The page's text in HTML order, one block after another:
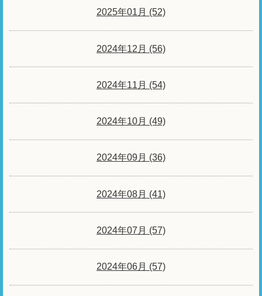
2025年01月 (52)
2024年12月 (56)
2024年11月 (54)
2024年10月 (49)
2024年09月 (36)
2024年08月 (41)
2024年07月 (57)
2024年06月 (57)